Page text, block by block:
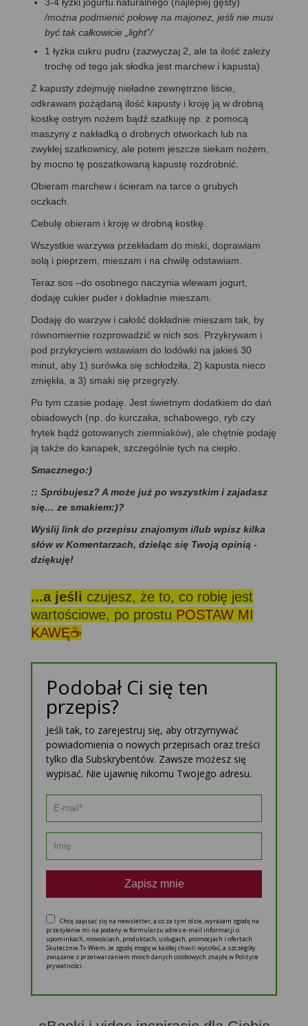
/można podmienić połowę na majonez, jeśli nie musi
być tak całkowicie „light”/
1 łyżka cukru pudru (zazwyczaj 2, ale ta ilość zależy
trochę od tego jak słodka jest marchew i kapusta)
Z kapusty zdejmuję nieładne zewnętrzne liście,
odkrawam pożądaną ilość kapusty i kroję ją w drobną
kostkę ostrym nożem bądź szatkuję np. z pomocą
maszyny z nakładką o drobnych otworkach lub na
zwykłej szatkownicy, ale potem jeszcze siekam nożem,
by mocno tę poszatkowaną kapustę rozdrobnić.
Obieram marchew i ścieram na tarce o grubych
oczkach.
Cebulę obieram i kroję w drobną kostkę.
Wszystkie warzywa przekładam do miski, doprawiam
solą i pieprzem, mieszam i na chwilę odstawiam.
Teraz sos –do osobnego naczynia wlewam jogurt,
dodaję cukier puder i dokładnie mieszam.
Dodaję do warzyw i całość dokładnie mieszam tak, by
równomiernie rozprowadzić w nich sos. Przykrywam i
pod przykryciem wstawiam do lodówki na jakieś 30
minut, aby 1) surówka się schłodziła, 2) kapusta nieco
zmiękła, a 3) smaki się przegryzły.
Po tym czasie podaję. Jest świetnym dodatkiem do dań
obiadowych (np. do kurczaka, schabowego, ryb czy
frytek bądź gotowanych ziemniaków), ale chętnie podaję
ją także do kanapek, szczególnie tych na ciepło.
Smacznego:)
:: Spróbujesz? A może już po wszystkim i zajadasz
się… ze smakiem:)?
Wyślij link do przepisu znajomym i/lub wpisz kilka
słów w Komentarzach, dzieląc się Twoją opinią -
dziękuję!
...a jeśli czujesz, że to, co robię jest
wartościowe, po prostu POSTAW MI
KAWĘ☕
Podobał Ci się ten
przepis?
Jeśli tak, to zarejestruj się, aby otrzymywać
powiadomienia o nowych przepisach oraz treści
tylko dla Subskrybentów. Zawsze możesz się
wypisać. Nie ujawnię nikomu Twojego adresu.
Zapisz mnie
Chcę zapisać się na newsletter, a co za tym idzie, wyrażam zgodę na
przesyłanie mi na podany w formularzu adres e-mail informacji o
upominkach, nowościach, produktach, usługach, promocjach i ofertach
Skutecznie.Tv Wiem, że zgodę mogę w każdej chwili wycofać, a szczegóły
związane z przetwarzaniem moich danych osobowych znajdę w Polityce
prywatności.